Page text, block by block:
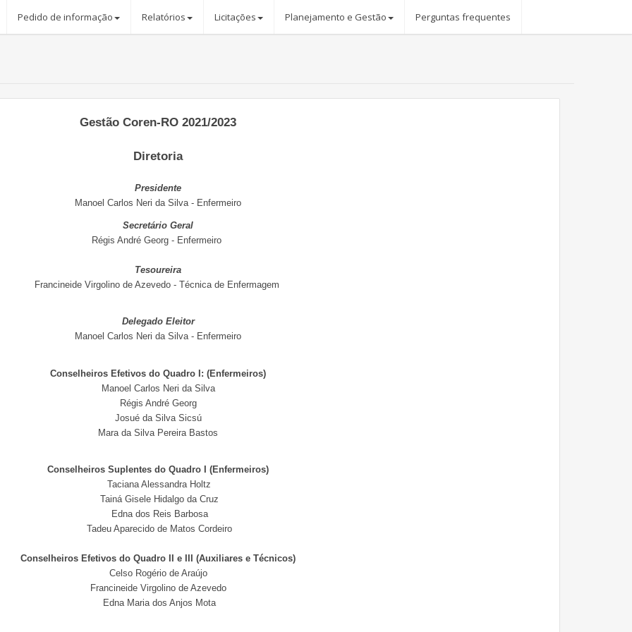
Pedido de informação Relatórios Licitações Planejamento e Gestão Perguntas frequentes
Gestão Coren-RO 2021/2023
Diretoria
Presidente
Manoel Carlos Neri da Silva - Enfermeiro
Secretário Geral
Régis André Georg - Enfermeiro
Tesoureira
Francineide Virgolino de Azevedo - Técnica de Enfermagem
Delegado Eleitor
Manoel Carlos Neri da Silva - Enfermeiro
Conselheiros Efetivos do Quadro I: (Enfermeiros)
Manoel Carlos Neri da Silva
Régis André Georg
Josué da Silva Sicsú
Mara da Silva Pereira Bastos
Conselheiros Suplentes do Quadro I (Enfermeiros)
Taciana Alessandra Holtz
Tainá Gisele Hidalgo da Cruz
Edna dos Reis Barbosa
Tadeu Aparecido de Matos Cordeiro
Conselheiros Efetivos do Quadro II e III (Auxiliares e Técnicos)
Celso Rogério de Araújo
Francineide Virgolino de Azevedo
Edna Maria dos Anjos Mota